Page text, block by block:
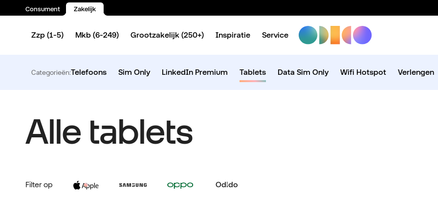
Consument Zakelijk
Zzp (1-5) Mkb (6-249) Grootzakelijk (250+) Inspiratie Service
Categorieën:Telefoons Sim Only LinkedIn Premium Tablets Data Sim Only Wifi Hotspot Verlengen
Alle tablets
Filter op Odido